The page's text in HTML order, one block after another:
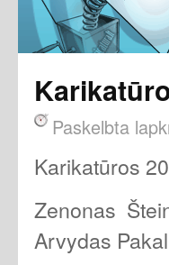
Paskelbta
Karikatūros
Zenonas
Arvydas